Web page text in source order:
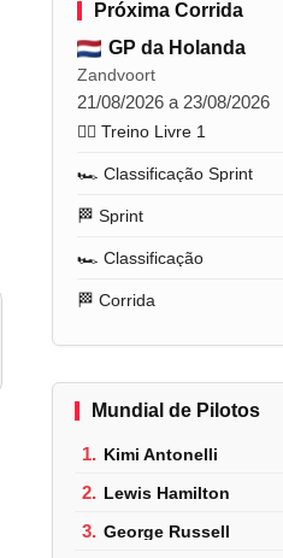
Próxima Corrida
GP da Holanda
Zandvoort
21/08/2026 a 23/08/2026
🏋️‍♂️ Treino Livre 1
🏎️ Classificação Sprint
🏁 Sprint
🏎️ Classificação
🏁 Corrida
Mundial de Pilotos
1. Kimi Antonelli
2. Lewis Hamilton
3. George Russell